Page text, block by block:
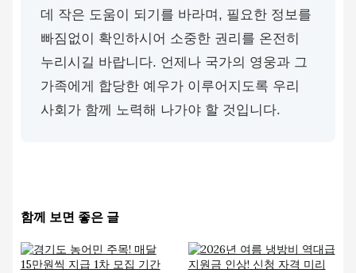
데 작은 도움이 되기를 바라며, 필요한 정보를
빠짐없이 확인하시어 소중한 권리를 온전히
누리시길 바랍니다. 언제나 국가의 영웅과 그
가족에게 합당한 예우가 이루어지도록 우리
사회가 함께 노력해 나가야 할 것입니다.
함께 보면 좋은 글